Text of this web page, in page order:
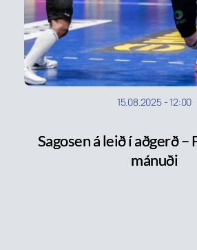
15.08.2025-12:00
Sagosen á leið í aðgerð –
mánuði